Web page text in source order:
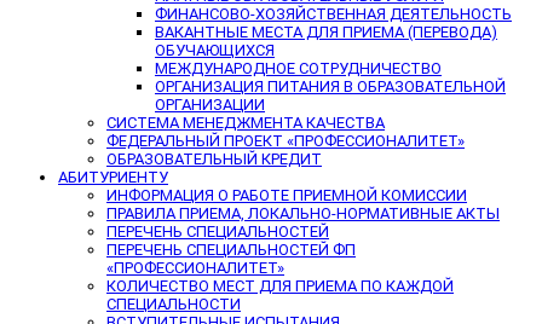
ФИНАНСОВО-ХОЗЯЙСТВЕННАЯ ДЕЯТЕЛЬНОСТЬ
ВАКАНТНЫЕ МЕСТА ДЛЯ ПРИЕМА (ПЕРЕВОДА)
ОБУЧАЮЩИХСЯ
МЕЖДУНАРОДНОЕ СОТРУДНИЧЕСТВО
ОРГАНИЗАЦИЯ ПИТАНИЯ В ОБРАЗОВАТЕЛЬНОЙ
ОРГАНИЗАЦИИ
СИСТЕМА МЕНЕДЖМЕНТА КАЧЕСТВА
ФЕДЕРАЛЬНЫЙ ПРОЕКТ «ПРОФЕССИОНАЛИТЕТ»
ОБРАЗОВАТЕЛЬНЫЙ КРЕДИТ
АБИТУРИЕНТУ
ИНФОРМАЦИЯ О РАБОТЕ ПРИЕМНОЙ КОМИССИИ
ПРАВИЛА ПРИЕМА, ЛОКАЛЬНО-НОРМАТИВНЫЕ АКТЫ
ПЕРЕЧЕНЬ СПЕЦИАЛЬНОСТЕЙ
ПЕРЕЧЕНЬ СПЕЦИАЛЬНОСТЕЙ ФП
«ПРОФЕССИОНАЛИТЕТ»
КОЛИЧЕСТВО МЕСТ ДЛЯ ПРИЕМА ПО КАЖДОЙ
СПЕЦИАЛЬНОСТИ